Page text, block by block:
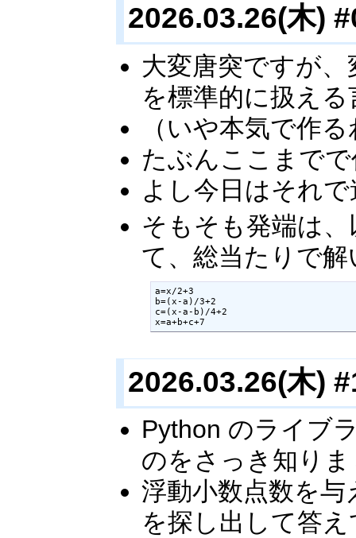
2026.03.26(木)
大変唐突ですが
を標準的に扱え
（いや本気で作
たぶんここまで
よし今日はそれ
そもそも発端は
て、総当たりで
a=x/2+3
b=(x-a)/3+2
c=(x-a-b)/4+2
x=a+b+c+7
2026.03.26(木)
Python のライブ
のをさっき知り
浮動小数点数を
を探し出して答